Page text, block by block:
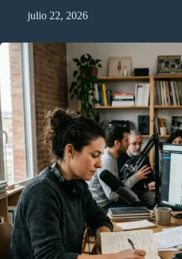
julio 22, 2026